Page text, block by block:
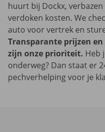
huurt bij Dockx,
verdoken kosten. We
auto voor vertrek en
Transparante prijzen
zijn onze prioriteit. Heb
onderweg? Dan staat er
pechverhelping voor je